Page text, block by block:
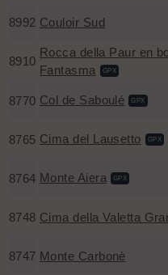
8992 Couloir Sud
8910
Rocca della Paur en
Fantasma
GPX
8770 Col de Saboulé GPX
8765 Cima del Lausetto GPX
8764 Monte Aiera GPX
8748 Cima della Valetta
8747 Monte Carbonè